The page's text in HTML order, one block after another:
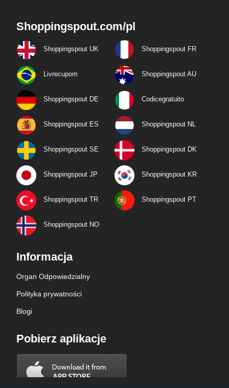
Shoppingspout.com/pl
Shoppingspout UK Shoppingspout FR
Livrecupom Shoppingspout AU
Shoppingspout DE Codicegratuito
Shoppingspout ES Shoppingspout NL
Shoppingspout SE Shoppingspout DK
Shoppingspout JP Shoppingspout KR
Shoppingspout TR Shoppingspout PT
Shoppingspout NO
Informacja
Organ Odpowiedzialny
Polityka prywatności
Blogi
Pobierz aplikacje